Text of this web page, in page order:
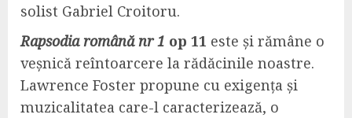
solist Gabriel Croitoru.
Rapsodia română nr 1 op 11 este și rămâne o
veșnică reîntoarcere la rădăcinile noastre.
Lawrence Foster propune cu exigența și
muzicalitatea care-l caracterizează, o